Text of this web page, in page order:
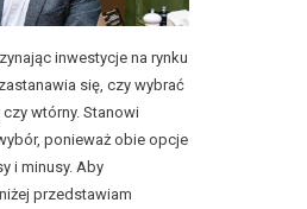
inwestycje na rynku
się, czy wybrać
wtórny. Stanowi
ponieważ obie opcje
i minusy. Aby
przedstawiam